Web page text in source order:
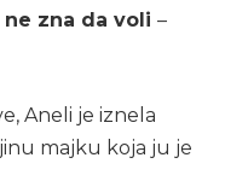
ne zna da voli –
Aneli je iznela
majku koja ju je